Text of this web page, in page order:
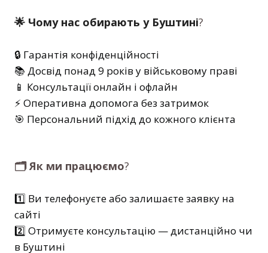
🌟 Чому нас обирають у Буштині?
🔒 Гарантія конфіденційності
📚 Досвід понад 9 років у військовому праві
📱 Консультації онлайн і офлайн
⚡ Оперативна допомога без затримок
🎯 Персональний підхід до кожного клієнта
🗂️ Як ми працюємо?
1️⃣ Ви телефонуєте або залишаєте заявку на
сайті
2️⃣ Отримуєте консультацію — дистанційно чи
в Буштині